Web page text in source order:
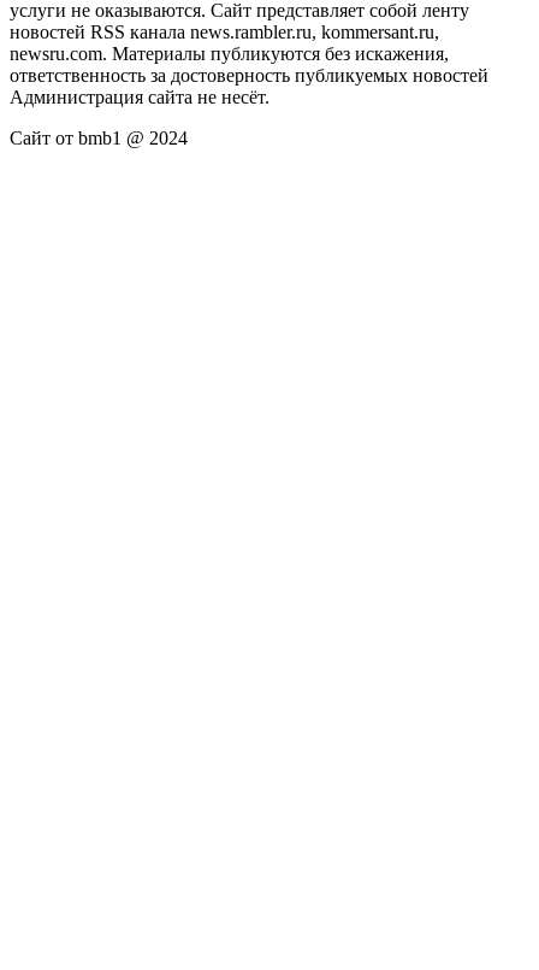
услуги не оказываются. Сайт представляет собой ленту
новостей RSS канала news.rambler.ru, kommersant.ru,
newsru.com. Материалы публикуются без искажения,
ответственность за достоверность публикуемых новостей
Администрация сайта не несёт.
Сайт от bmb1 @ 2024